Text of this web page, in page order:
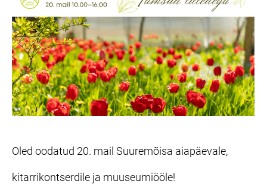
Oled oodatud 20. mail Suuremõisa aiapäevale,
kitarrikontserdile ja muuseumiööle!